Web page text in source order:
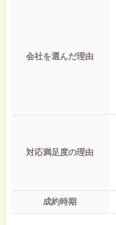
会社を選んだ理由
対応満足度の理由
成約時期